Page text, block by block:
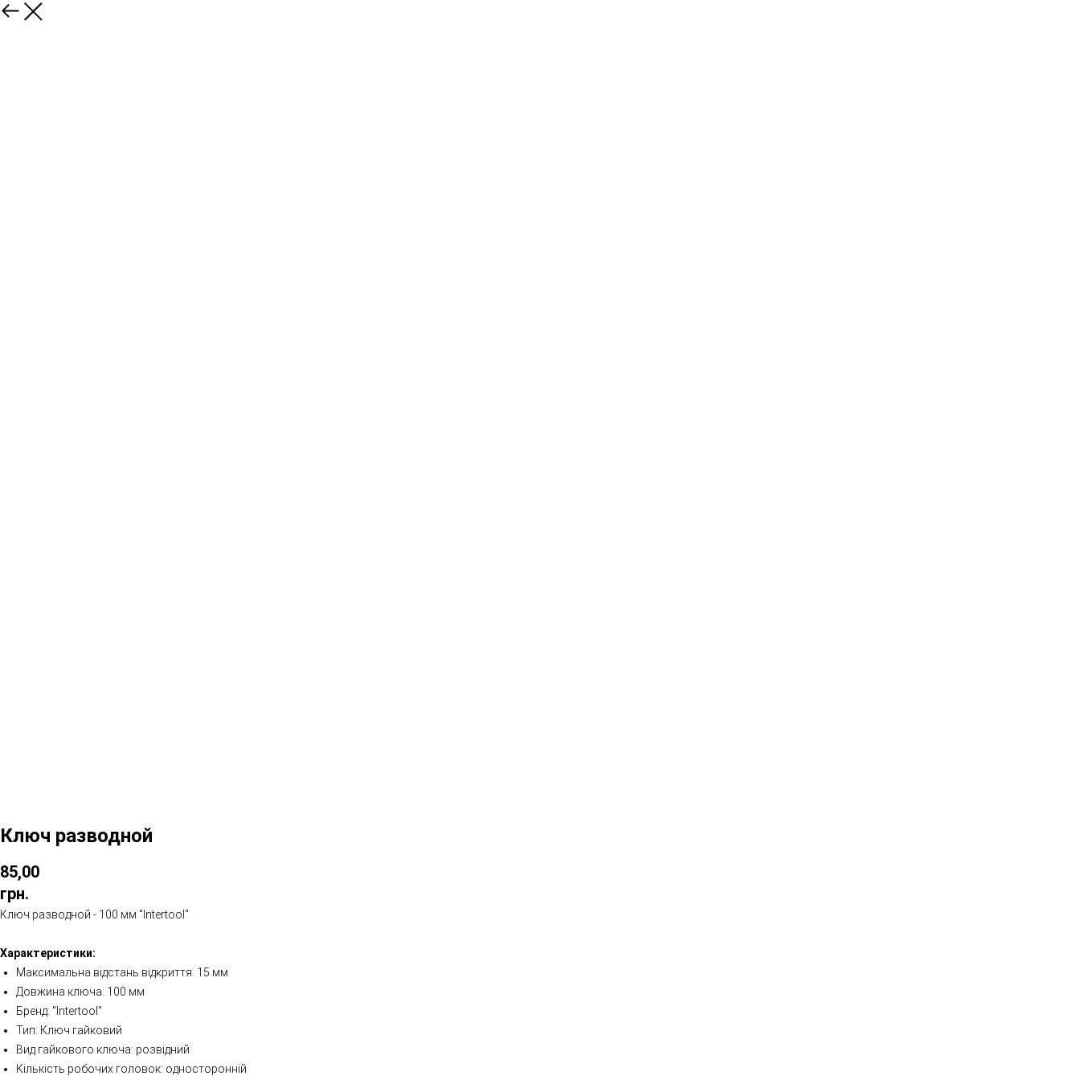
Ключ разводной
85,00
грн.
Ключ разводной - 100 мм "Intertool"
Характеристики:
Максимальна відстань відкриття: 15 мм
Довжина ключа: 100 мм
Бренд: "Intertool"
Тип: Ключ гайковий
Вид гайкового ключа: розвідний
Кількість робочих головок: односторонній